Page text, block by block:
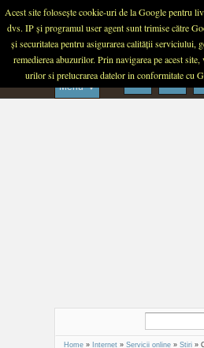
PLANETA
Menu
Home » Internet » Servicii online » Stiri »
Acest site folosește cookie-uri de la Google pentru
dvs. IP și programul user agent sunt trimise către
și securitatea pentru asigurarea calității serviciului,
remedierea abuzurilor. Prin navigarea pe acest
urilor si prelucrarea datelor in conformitate cu